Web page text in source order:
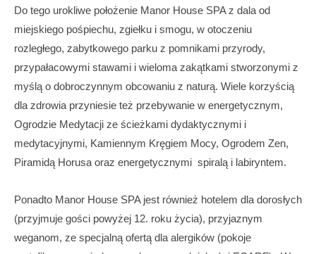
Do tego urokliwe położenie Manor House SPA z dala od
miejskiego pośpiechu, zgiełku i smogu, w otoczeniu
rozległego, zabytkowego parku z pomnikami przyrody,
przypałacowymi stawami i wieloma zakątkami stworzonymi z
myślą o dobroczynnym obcowaniu z naturą. Wiele korzyścią
dla zdrowia przyniesie też przebywanie w energetycznym,
Ogrodzie Medytacji ze ścieżkami dydaktycznymi i
medytacyjnymi, Kamiennym Kręgiem Mocy, Ogrodem Zen,
Piramidą Horusa oraz energetycznymi spiralą i labiryntem.
Ponadto Manor House SPA jest również hotelem dla dorosłych
(przyjmuje gości powyżej 12. roku życia), przyjaznym
weganom, ze specjalną ofertą dla alergików (pokoje